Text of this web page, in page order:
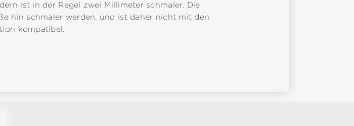
ist in der Regel zwei Millimeter schmaler. Die
hin schmaler werden, und ist daher nicht mit den
kompatibel.